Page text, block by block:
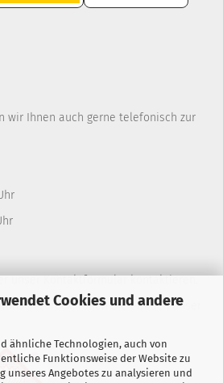
Cookies und andere
ähnliche Technologien, auch von
Funktionsweise der Website zu
unseres Angebotes zu analysieren und
wir Ihnen auch gerne telefonisch zur
unserKontaktformularkontaktieren.
zurück, füllen Sie einfach unser